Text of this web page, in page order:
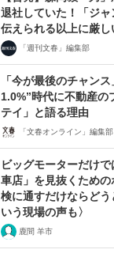
退社していた！「ジ
伝えられる以上に厳し
「週刊文春」編集部
「今が最後のチャン
1.0%”時代に不動産の
テイ」と語る理由
「文春オンライン」編集部
ビッグモーターだけ
車店」を見抜くため
検に通すだけならど
いう現場の声も〉
鹿間 羊市